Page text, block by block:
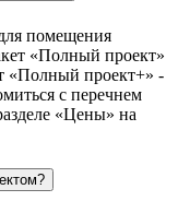
помещения
«Полный проект»
«Полный проект+» -
с перечнем
«Цены» на